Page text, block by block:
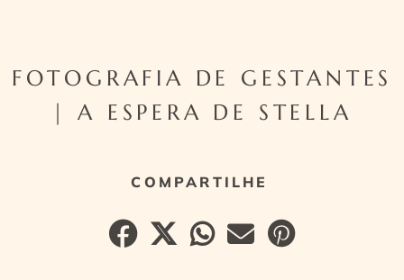
FOTOGRAFIA DE GESTANTES
| A ESPERA DE STELLA